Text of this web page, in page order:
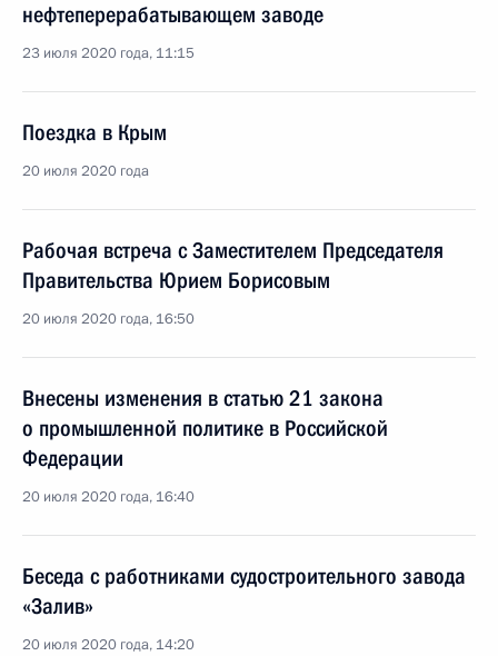
нефтеперерабатывающем заводе
23 июля 2020 года, 11:15
Поездка в Крым
20 июля 2020 года
Рабочая встреча с Заместителем Председателя
Правительства Юрием Борисовым
20 июля 2020 года, 16:50
Внесены изменения в статью 21 закона
о промышленной политике в Российской
Федерации
20 июля 2020 года, 16:40
Беседа с работниками судостроительного завода
«Залив»
20 июля 2020 года, 14:20